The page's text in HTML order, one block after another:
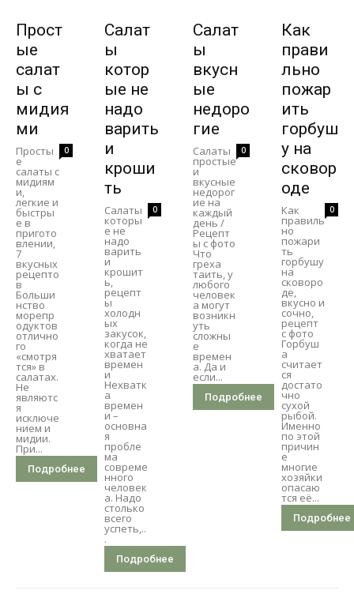
Прост
ые
салат
ы с
мидия
ми
0
Просты
е
салаты с
мидиям
и,
легкие и
быстры
е в
пригото
влении,
7
вкусных
рецепто
в
Больши
нство
морепр
одуктов
отлично
го
«смотря
тся» в
салатах.
Не
являютс
я
исключе
нием и
мидии.
При...
Подробнее
Салат
ы
котор
ые не
надо
варить
и
кроши
ть
0
Салаты
которы
е не
надо
варить
и
крошит
ь,
рецепт
ы
холодн
ых
закусок,
когда не
хватает
времен
и
Нехватк
а
времен
и –
основна
я
пробле
ма
совреме
нного
человек
а. Надо
столько
всего
успеть,..
.
Подробнее
Салат
ы
вкусн
ые
недоро
гие
0
Салаты
простые
и
вкусные
недорог
ие на
каждый
день /
Рецепт
ы с фото
Что
греха
таить, у
любого
человек
а могут
возникн
уть
сложны
е
времен
а. Да и
если...
Подробнее
Как
прави
льно
пожар
ить
горбуш
у на
сковор
оде
0
Как
правиль
но
пожари
ть
горбушу
на
сковоро
де,
вкусно и
сочно,
рецепт
с фото
Горбуш
а
считает
ся
достато
чно
сухой
рыбой.
Именно
по этой
причин
е
многие
хозяйки
опасаю
тся её...
Подробнее